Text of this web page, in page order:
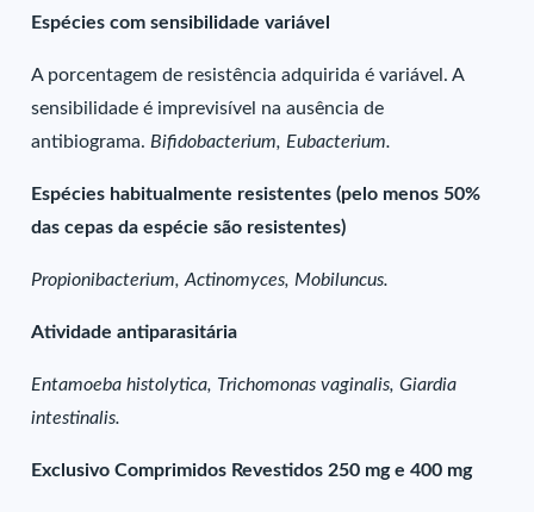
Espécies com sensibilidade variável
A porcentagem de resistência adquirida é variável. A
sensibilidade é imprevisível na ausência de
antibiograma. Bifidobacterium, Eubacterium.
Espécies habitualmente resistentes (pelo menos 50%
das cepas da espécie são resistentes)
Propionibacterium, Actinomyces, Mobiluncus.
Atividade antiparasitária
Entamoeba histolytica, Trichomonas vaginalis, Giardia
intestinalis.
Exclusivo Comprimidos Revestidos 250 mg e 400 mg